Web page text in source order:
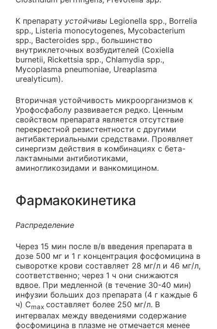
К препарату устойчивы Legionella spp., Borrelia
spp., Listeria monocytogenes, Mycobacterium
spp., Bacteroides spp., большинство
внутриклеточных возбудителей (Coxiella
burnetii, Rickettsia spp., Chlamydia spp.,
Mycoplasma pneumoniae, Ureaplasma
urealyticum).
Вторичная устойчивость микроорганизмов к
Урофосфаболу развивается редко. Ценным
свойством препарата является отсутствие
перекрестной резистентности с другими
антибактериальными средствами. Проявляет
синергизм действия в комбинациях с бета-
лактамными антибиотиками,
аминогликозидами и ванкомицином.
Фармакокинетика
Распределение
Через 15 мин после в/в введения препарата в
дозе 500 мг и 1 г концентрация фосфомицина в
сыворотке крови составляет 28 мг/л и 46 мг/л,
соответственно; через 1 ч они снижаются
вдвое. При медленной (в течение 30-40 мин)
инфузии больших доз препарата (4 г каждые 6
ч) Cmax составляет более 250 мг/л. В
интервалах между введениями содержание
фосфомицина в плазме не отмечается менее